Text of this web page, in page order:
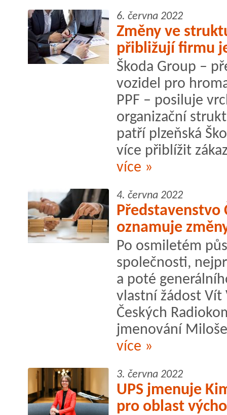
6. června 2022
Změny ve
přibližují firmu
Škoda Group –
vozidel pro
PPF – posiluje
organizační
patří plzeňská
více přiblížit
více »
4. června 2022
Představenstvo
oznamuje
Po osmiletém
společnosti,
a poté
vlastní žádost Vít
Českých
jmenování
více »
3. června 2022
UPS jmenuje
pro oblast